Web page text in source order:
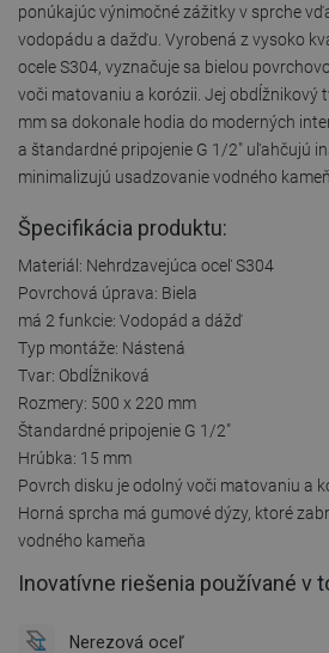
ponúkajúc výnimočné zážitky v sprche
vodopádu a dažďu. Vyrobená z vysoko
ocele S304, vyznačuje sa bielou
voči matovaniu a korózii. Jej obdĺžnikový
mm sa dokonale hodia do moderných
a štandardné pripojenie G 1/2" uľahčujú
minimalizujú usadzovanie vodného
Špecifikácia produktu:
Materiál: Nehrdzavejúca oceľ S304
Povrchová úprava: Biela
má 2 funkcie: Vodopád a dážď
Typ montáže: Nástená
Tvar: Obdĺžniková
Rozmery: 500 x 220 mm
Štandardné pripojenie G 1/2"
Hrúbka: 15 mm
Povrch disku je odolný voči matovaniu a
Horná sprcha má gumové dýzy, ktoré
vodného kameňa
Inovatívne riešenia používané v
Nerezová oceľ